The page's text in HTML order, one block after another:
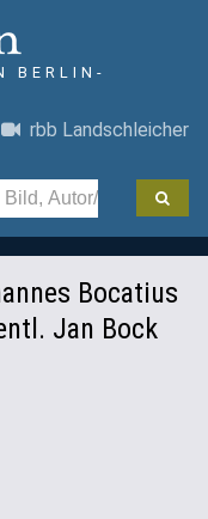
BERLIN-
rbb Landschleicher
Bocatius
Jan Bock